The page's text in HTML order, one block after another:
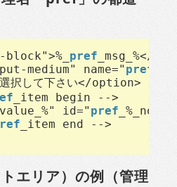
pref _msg_%</
medium" name=" pref
して下さい</option>
_item begin -->
id=" pref
_item end -->
エリア）の例（管理